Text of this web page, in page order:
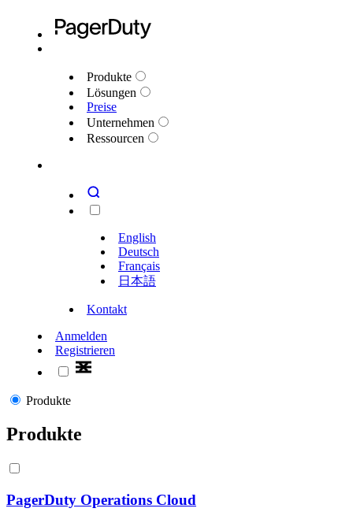
Produkte
Lösungen
Preise
Unternehmen
Ressourcen
English
Deutsch
Français
日本語
Kontakt
Anmelden
Registrieren
Produkte
Produkte
PagerDuty Operations Cloud